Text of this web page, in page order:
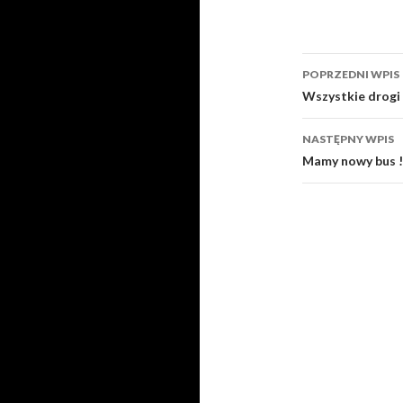
Zobacz
wpisy
POPRZEDNI WPIS
Wszystkie
NASTĘPNY WPIS
Mamy nowy bus